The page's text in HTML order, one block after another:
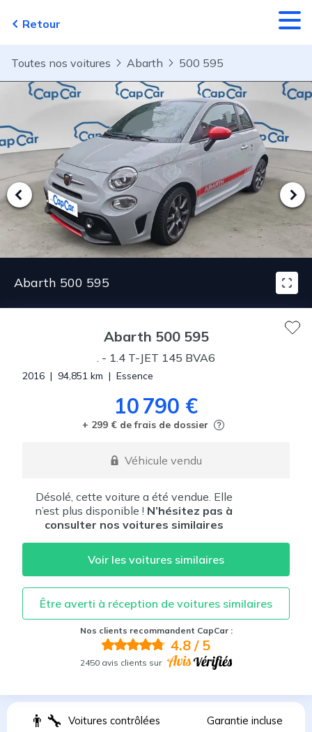
Retour
Toutes nos voitures Abarth 500 595
Abarth 500 595
Abarth 500 595
. - 1.4 T-JET 145 BVA6
2016 | 94,851 km | Essence
10 790 €
+ 299 € de frais de dossier
Véhicule vendu
Désolé, cette voiture a été vendue. Elle
n’est plus disponible ! N’hésitez pas à
consulter nos voitures similaires
Voir les voitures similaires
Être averti à réception de voitures similaires
Nos clients recommandent CapCar :
4.8/ 5
2450 avis clients sur
👨 Voitures contrôlées Garantie incluse